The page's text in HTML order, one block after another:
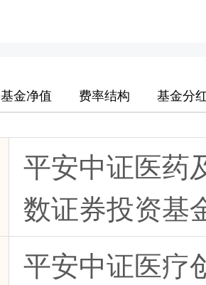
基金净值 费率结构 基金分
平安中证医药
数证券投资基
平安中证医疗